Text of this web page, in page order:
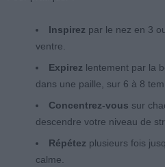
Inspirez par le nez en 3
ventre.
Expirez lentement par la
dans une paille, sur 6 à 8
Concentrez-vous sur
descendre votre niveau de
Répétez plusieurs fois
calme.